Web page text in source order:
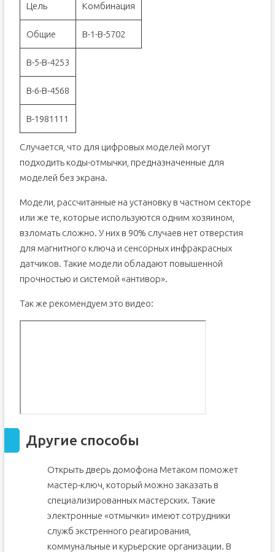
Цель Комбинация
Общие В-1-В-5702
В-5-В-4253
В-6-В-4568
В-1981111
Случается, что для цифровых моделей могут
подходить коды-отмычки, предназначенные для
моделей без экрана.
Модели, рассчитанные на установку в частном секторе
или же те, которые используются одним хозяином,
взломать сложно. У них в 90% случаев нет отверстия
для магнитного ключа и сенсорных инфракрасных
датчиков. Такие модели обладают повышенной
прочностью и системой «антивор».
Так же рекомендуем это видео:
Другие способы
Открыть дверь домофона Метаком поможет
мастер-ключ, который можно заказать в
специализированных мастерских. Такие
электронные «отмычки» имеют сотрудники
служб экстренного реагирования,
коммунальные и курьерские организации. В